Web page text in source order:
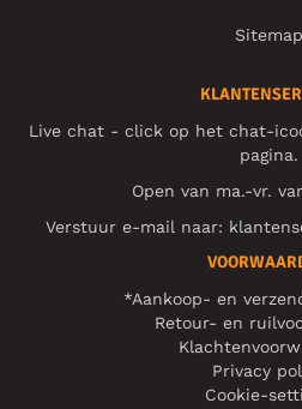
Sitemap
Live chat - click op het chat-
pagina.
Open van ma.-vr.
Verstuur e-mail naar:
*Aankoop- en
Retour- en
Privacy
Cookie-